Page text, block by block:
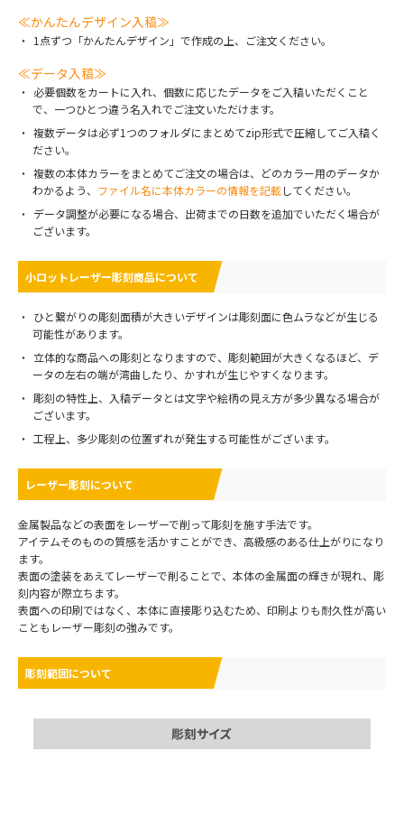
≪かんたんデザイン入稿≫
1点ずつ「かんたんデザイン」で作成の上、ご注文ください。
≪データ入稿≫
必要個数をカートに入れ、個数に応じたデータをご入稿いただくこと
で、一つひとつ違う名入れでご注文いただけます。
複数データは必ず1つのフォルダにまとめてzip形式で圧縮してご入稿く
ださい。
複数の本体カラーをまとめてご注文の場合は、どのカラー用のデータか
わかるよう、 ファイル名に本体カラーの情報を記載してください。
データ調整が必要になる場合、出荷までの日数を追加でいただく場合が
ございます。
小ロットレーザー彫刻商品について
ひと繋がりの彫刻面積が大きいデザインは彫刻面に色ムラなどが生じる
可能性があります。
立体的な商品への彫刻となりますので、彫刻範囲が大きくなるほど、デ
ータの左右の端が湾曲したり、かすれが生じやすくなります。
彫刻の特性上、入稿データとは文字や絵柄の見え方が多少異なる場合が
ございます。
工程上、多少彫刻の位置ずれが発生する可能性がございます。
レーザー彫刻について
金属製品などの表面をレーザーで削って彫刻を施す手法です。
アイテムそのものの質感を活かすことができ、高級感のある仕上がりになり
ます。
表面の塗装をあえてレーザーで削ることで、本体の金属面の輝きが現れ、彫
刻内容が際立ちます。
表面への印刷ではなく、本体に直接彫り込むため、印刷よりも耐久性が高い
こともレーザー彫刻の強みです。
彫刻範囲について